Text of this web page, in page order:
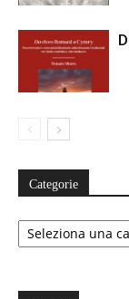
Categorie
Categorie